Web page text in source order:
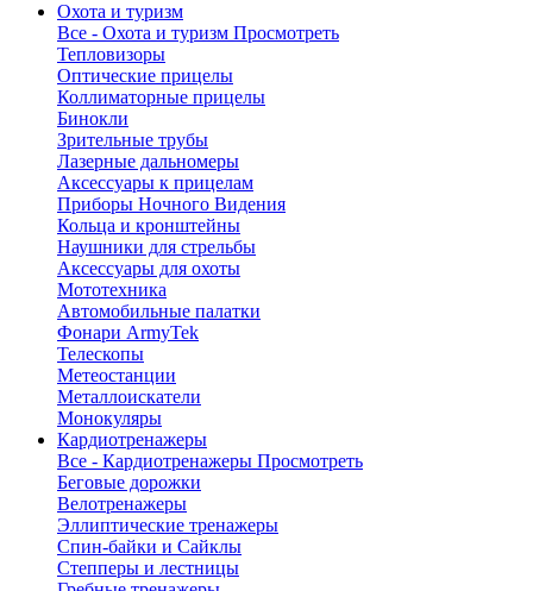
Охота и туризм
Все - Охота и туризм Просмотреть
Тепловизоры
Оптические прицелы
Коллиматорные прицелы
Бинокли
Зрительные трубы
Лазерные дальномеры
Аксессуары к прицелам
Приборы Ночного Видения
Кольца и кронштейны
Наушники для стрельбы
Аксессуары для охоты
Мототехника
Автомобильные палатки
Фонари ArmyTek
Телескопы
Метеостанции
Металлоискатели
Монокуляры
Кардиотренажеры
Все - Кардиотренажеры Просмотреть
Беговые дорожки
Велотренажеры
Эллиптические тренажеры
Спин-байки и Сайклы
Степперы и лестницы